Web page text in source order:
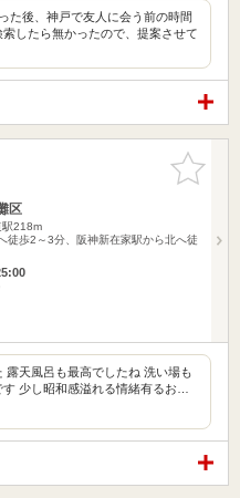
た後、神戸で友人に会う前の時間
したら無かったので、提案させて
お気に入
りに追加
区
駅218m
徒歩2～3分、阪神新在家駅から北へ徒
露天風呂も最高でしたね 洗い場も
少し昭和感溢れる情緒有るお…